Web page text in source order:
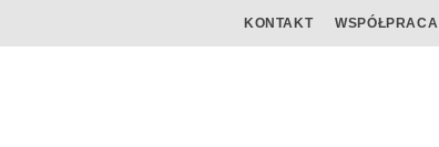
KONTAKT WSPÓŁPRACA